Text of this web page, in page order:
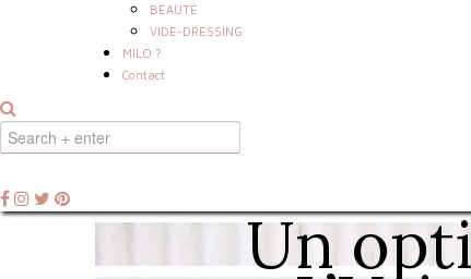
BEAUTÉ
VIDE-DRESSING
MILO ?
Contact
Un